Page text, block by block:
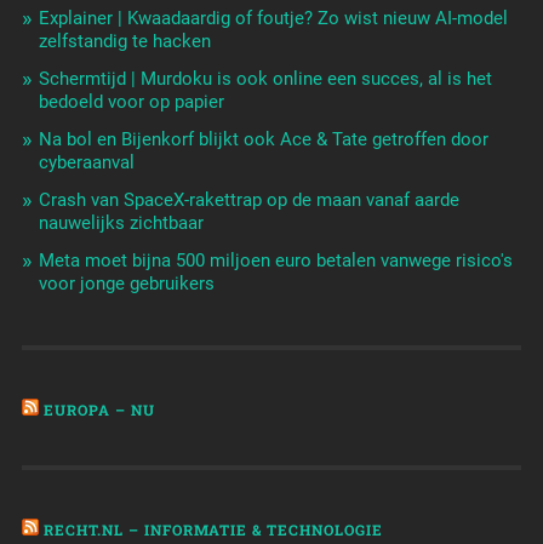
Explainer | Kwaadaardig of foutje? Zo wist nieuw AI-model
zelfstandig te hacken
Schermtijd | Murdoku is ook online een succes, al is het
bedoeld voor op papier
Na bol en Bijenkorf blijkt ook Ace & Tate getroffen door
cyberaanval
Crash van SpaceX-rakettrap op de maan vanaf aarde
nauwelijks zichtbaar
Meta moet bijna 500 miljoen euro betalen vanwege risico's
voor jonge gebruikers
EUROPA – NU
RECHT.NL – INFORMATIE & TECHNOLOGIE